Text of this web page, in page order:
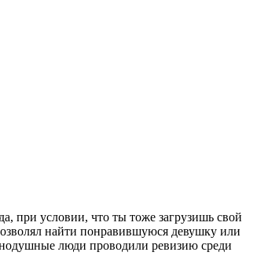
при условии, что ты тоже загрузишь свой
найти понравившуюся девушку или
люди проводили ревизию среди